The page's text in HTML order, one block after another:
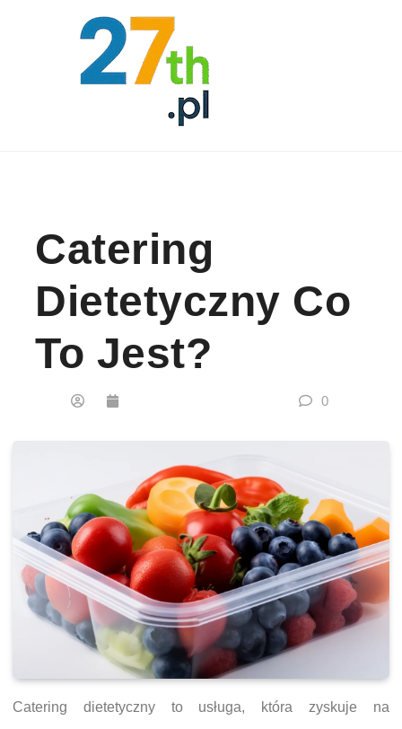
Catering
Dietetyczny Co
To Jest?
0
Catering dietetyczny to usługa, która zyskuje na